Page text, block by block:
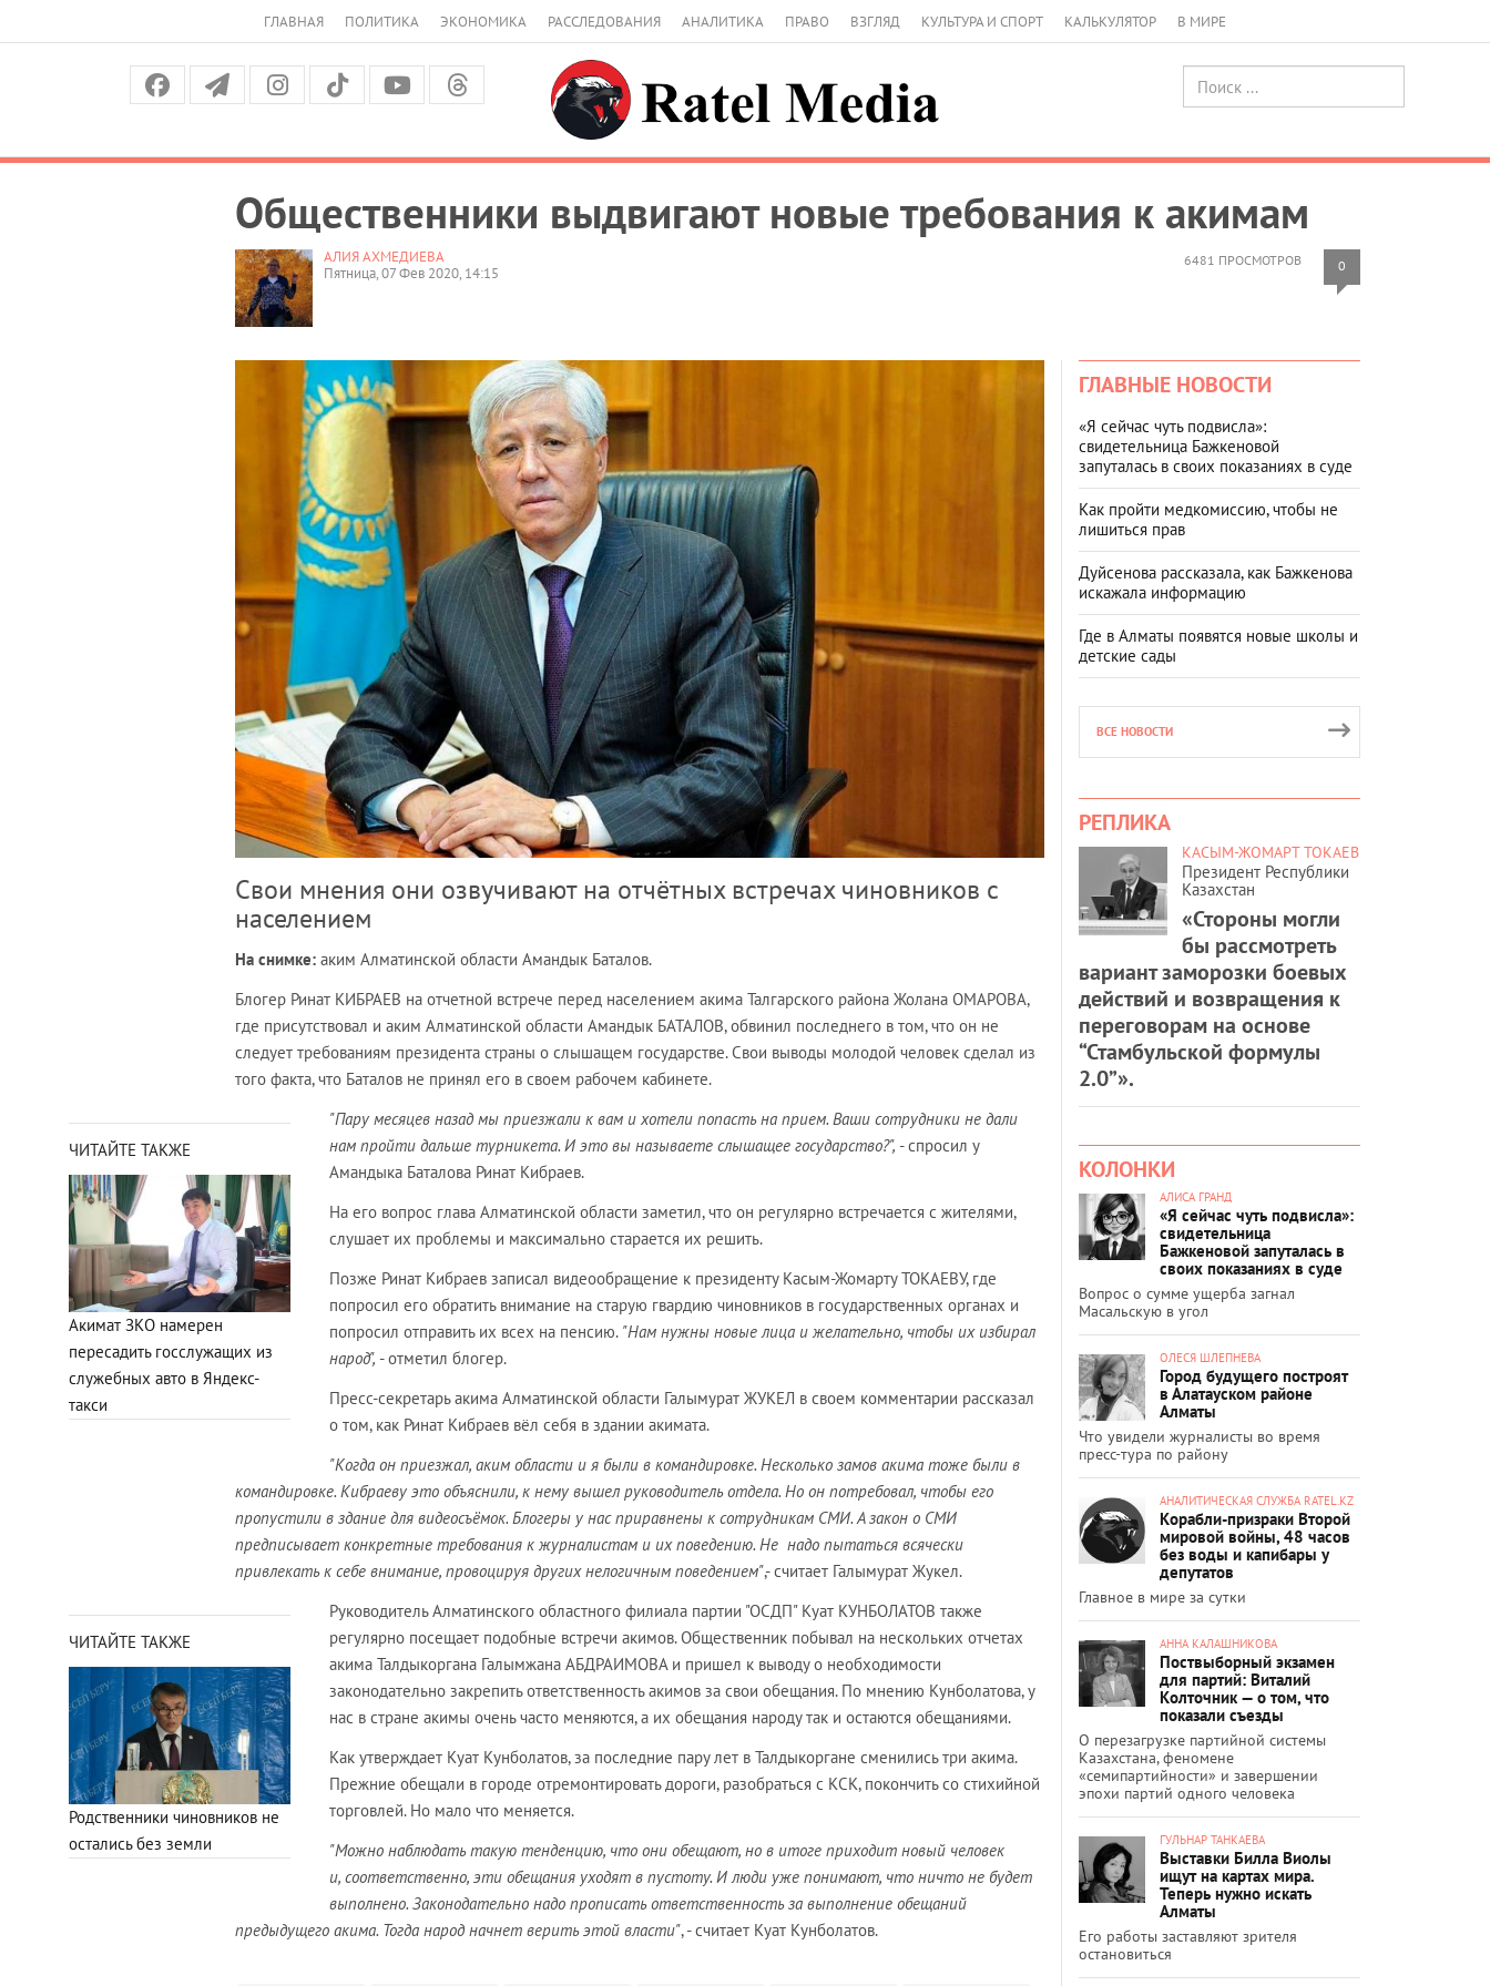
ГЛАВНАЯ ПОЛИТИКА ЭКОНОМИКА РАССЛЕДОВАНИЯ АНАЛИТИКА ПРАВО ВЗГЛЯД КУЛЬТУРА И СПОРТ КАЛЬКУЛЯТОР В МИРЕ
Общественники выдвигают новые требования к акимам
6481 ПРОСМОТРОВ 0
АЛИЯ АХМЕДИЕВА
Пятница, 07 Фев 2020, 14:15
Свои мнения они озвучивают на отчётных встречах чиновников с
населением
На снимке: аким Алматинской области Амандык Баталов.
Блогер Ринат КИБРАЕВ на отчетной встрече перед населением акима Талгарского района Жолана ОМАРОВА,
где присутствовал и аким Алматинской области Амандык БАТАЛОВ, обвинил последнего в том, что он не
следует требованиям президента страны о слышащем государстве. Свои выводы молодой человек сделал из
того факта, что Баталов не принял его в своем рабочем кабинете.
ЧИТАЙТЕ ТАКЖЕ
Акимат ЗКО намерен
пересадить госслужащих из
служебных авто в Яндекс-
такси
"Пару месяцев назад мы приезжали к вам и хотели попасть на прием. Ваши сотрудники не дали
нам пройти дальше турникета. И это вы называете слышащее государство?", - спросил у
Амандыка Баталова Ринат Кибраев.
На его вопрос глава Алматинской области заметил, что он регулярно встречается с жителями,
слушает их проблемы и максимально старается их решить.
Позже Ринат Кибраев записал видеообращение к президенту Касым-Жомарту ТОКАЕВУ, где
попросил его обратить внимание на старую гвардию чиновников в государственных органах и
попросил отправить их всех на пенсию. "Нам нужны новые лица и желательно, чтобы их избирал
народ", - отметил блогер.
Пресс-секретарь акима Алматинской области Галымурат ЖУКЕЛ в своем комментарии рассказал
о том, как Ринат Кибраев вёл себя в здании акимата.
"Когда он приезжал, аким области и я были в командировке. Несколько замов акима тоже были в
командировке. Кибраеву это объяснили, к нему вышел руководитель отдела. Но он потребовал, чтобы его
пропустили в здание для видеосъёмок. Блогеры у нас приравнены к сотрудникам СМИ. А закон о СМИ
предписывает конкретные требования к журналистам и их поведению. Не надо пытаться всячески
привлекать к себе внимание, провоцируя других нелогичным поведением",- считает Галымурат Жукел.
ЧИТАЙТЕ ТАКЖЕ
Родственники чиновников не
остались без земли
Руководитель Алматинского областного филиала партии "ОСДП" Куат КУНБОЛАТОВ также
регулярно посещает подобные встречи акимов. Общественник побывал на нескольких отчетах
акима Талдыкоргана Галымжана АБДРАИМОВА и пришел к выводу о необходимости
законодательно закрепить ответственность акимов за свои обещания. По мнению Кунболатова, у
нас в стране акимы очень часто меняются, а их обещания народу так и остаются обещаниями.
Как утверждает Куат Кунболатов, за последние пару лет в Талдыкоргане сменились три акима.
Прежние обещали в городе отремонтировать дороги, разобраться с КСК, покончить со стихийной
торговлей. Но мало что меняется.
"Можно наблюдать такую тенденцию, что они обещают, но в итоге приходит новый человек
и, соответственно, эти обещания уходят в пустоту. И люди уже понимают, что ничто не будет
выполнено. Законодательно надо прописать ответственность за выполнение обещаний
предыдущего акима. Тогда народ начнет верить этой власти", - считает Куат Кунболатов.
ГЛАВНЫЕ НОВОСТИ
«Я сейчас чуть подвисла»:
свидетельница Бажкеновой
запуталась в своих показаниях в суде
Как пройти медкомиссию, чтобы не
лишиться прав
Дуйсенова рассказала, как Бажкенова
искажала информацию
Где в Алматы появятся новые школы и
детские сады
ВСЕ НОВОСТИ
РЕПЛИКА
КАСЫМ-ЖОМАРТ ТОКАЕВ
Президент Республики
Казахстан
«Стороны могли
бы рассмотреть
вариант заморозки боевых
действий и возвращения к
переговорам на основе
“Стамбульской формулы
2.0”».
КОЛОНКИ
АЛИСА ГРАНД
«Я сейчас чуть подвисла»:
свидетельница
Бажкеновой запуталась в
своих показаниях в суде
Вопрос о сумме ущерба загнал
Масальскую в угол
ОЛЕСЯ ШЛЕПНЕВА
Город будущего построят
в Алатауском районе
Алматы
Что увидели журналисты во время
пресс-тура по району
АНАЛИТИЧЕСКАЯ СЛУЖБА RATEL.KZ
Корабли-призраки Второй
мировой войны, 48 часов
без воды и капибары у
депутатов
Главное в мире за сутки
АННА КАЛАШНИКОВА
Поствыборный экзамен
для партий: Виталий
Колточник — о том, что
показали съезды
О перезагрузке партийной системы
Казахстана, феномене
«семипартийности» и завершении
эпохи партий одного человека
ГУЛЬНАР ТАНКАЕВА
Выставки Билла Виолы
ищут на картах мира.
Теперь нужно искать
Алматы
Его работы заставляют зрителя
остановиться